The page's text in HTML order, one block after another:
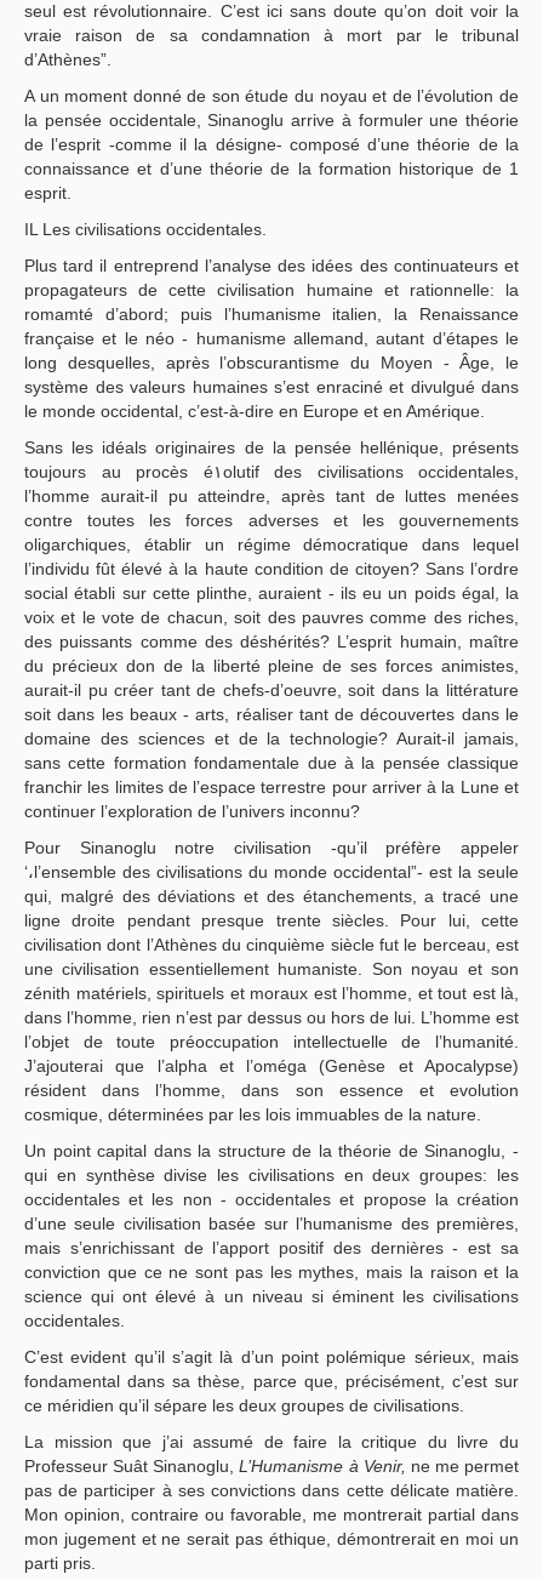
seul est révolutionnaire. C’est ici sans doute qu’on doit voir la
vraie raison de sa condamnation à mort par le tribunal
d’Athènes”.
A un moment donné de son étude du noyau et de l’évolution de
la pensée occidentale, Sinanoglu arrive à formuler une théorie
de l’esprit -comme il la désigne- composé d’une théorie de la
connaissance et d’une théorie de la formation historique de 1
esprit.
IL Les civilisations occidentales.
Plus tard il entreprend l’analyse des idées des continuateurs et
propagateurs de cette civilisation humaine et rationnelle: la
romamté d’abord; puis l’humanisme italien, la Renaissance
française et le néo - humanisme allemand, autant d’étapes le
long desquelles, après l’obscurantisme du Moyen - Âge, le
système des valeurs humaines s’est enraciné et divulgué dans
le monde occidental, c’est-à-dire en Europe et en Amérique.
Sans les idéals originaires de la pensée hellénique, présents
toujours au procès é١olutif des civilisations occidentales,
l’homme aurait-il pu atteindre, après tant de luttes menées
contre toutes les forces adverses et les gouvernements
oligarchiques, établir un régime démocratique dans lequel
l’individu fût élevé à la haute condition de citoyen? Sans l’ordre
social établi sur cette plinthe, auraient - ils eu un poids égal, la
voix et le vote de chacun, soit des pauvres comme des riches,
des puissants comme des déshérités? L’esprit humain, maître
du précieux don de la liberté pleine de ses forces animistes,
aurait-il pu créer tant de chefs-d’oeuvre, soit dans la littérature
soit dans les beaux - arts, réaliser tant de découvertes dans le
domaine des sciences et de la technologie? Aurait-il jamais,
sans cette formation fondamentale due à la pensée classique
franchir les limites de l’espace terrestre pour arriver à la Lune et
continuer l’exploration de l’univers inconnu?
Pour Sinanoglu notre civilisation -qu’il préfère appeler
‘،l’ensemble des civilisations du monde occidental”- est la seule
qui, malgré des déviations et des étanchements, a tracé une
ligne droite pendant presque trente siècles. Pour lui, cette
civilisation dont l’Athènes du cinquième siècle fut le berceau, est
une civilisation essentiellement humaniste. Son noyau et son
zénith matériels, spirituels et moraux est l’homme, et tout est là,
dans l’homme, rien n’est par dessus ou hors de lui. L’homme est
l’objet de toute préoccupation intellectuelle de l’humanité.
J’ajouterai que l’alpha et l’oméga (Genèse et Apocalypse)
résident dans l’homme, dans son essence et evolution
cosmique, déterminées par les lois immuables de la nature.
Un point capital dans la structure de la théorie de Sinanoglu, -
qui en synthèse divise les civilisations en deux groupes: les
occidentales et les non - occidentales et propose la création
d’une seule civilisation basée sur l’humanisme des premières,
mais s’enrichissant de l’apport positif des dernières - est sa
conviction que ce ne sont pas les mythes, mais la raison et la
science qui ont élevé à un niveau si éminent les civilisations
occidentales.
C’est evident qu’il s’agit là d’un point polémique sérieux, mais
fondamental dans sa thèse, parce que, précisément, c’est sur
ce méridien qu’il sépare les deux groupes de civilisations.
La mission que j’ai assumé de faire la critique du livre du
Professeur Suât Sinanoglu,L’Humanisme à Venir, ne me permet
pas de participer à ses convictions dans cette délicate matière.
Mon opinion, contraire ou favorable, me montrerait partial dans
mon jugement et ne serait pas éthique, démontrerait en moi un
parti pris.